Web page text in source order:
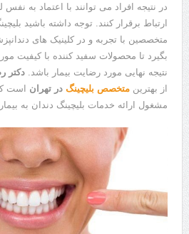
در نتیجه افراد می ‌توانند با اعتماد به نفس
ارتباط برقرار کنند. توجه داشته باشید
متخصصین با تجربه و در کلینیک های
بگیرد تا محصولات سفید کننده با کیفیت
نتیجه نهایی مورد رضایت بیمار باشد. دکتر
از بهترین متخصص بلیچینگدر تهران است
مشغول ارائه خدمات بلیچینگ دندان به